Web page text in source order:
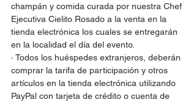
champán y comida curada por nuestra Chef
Ejecutiva Cielito Rosado a la venta en la
tienda electrónica los cuales se entregarán
en la localidad el día del evento.
· Todos los huéspedes extranjeros, deberán
comprar la tarifa de participación y otros
artículos en la tienda electrónica utilizando
PayPal con tarjeta de crédito o cuenta de